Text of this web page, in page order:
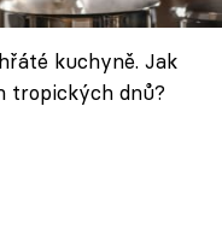
kuchyně. Jak
tropických dnů?